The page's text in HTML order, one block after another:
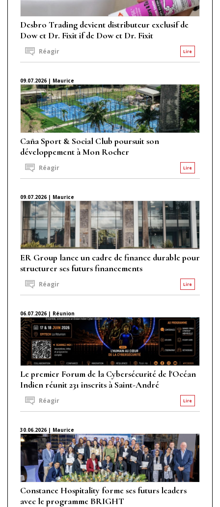
Desbro Trading devient distributeur exclusif de
Dow et Dr. Fixit if de Dow et Dr. Fixit
Lire
Réagir
09.07.2026 | Maurice
Caña Sport & Social Club poursuit son
développement à Mon Rocher
Lire
Réagir
09.07.2026 | Maurice
ER Group lance un cadre de finance durable pour
structurer ses futurs financements
Lire
Réagir
06.07.2026 | Réunion
Le premier Forum de la Cybersécurité de l'Océan
Indien réunit 231 inscrits à Saint-André
Lire
Réagir
30.06.2026 | Maurice
Constance Hospitality forme ses futurs leaders
avec le programme BRIGHT